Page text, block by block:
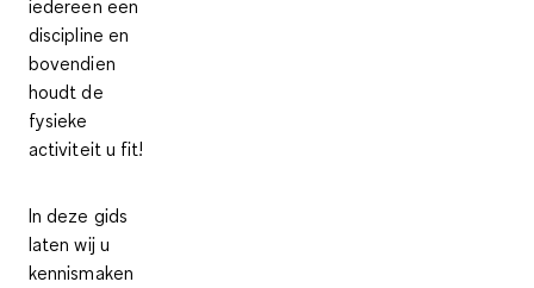
iedereen een
discipline en
bovendien
houdt de
fysieke
activiteit u fit!
In deze gids
laten wij u
kennismaken